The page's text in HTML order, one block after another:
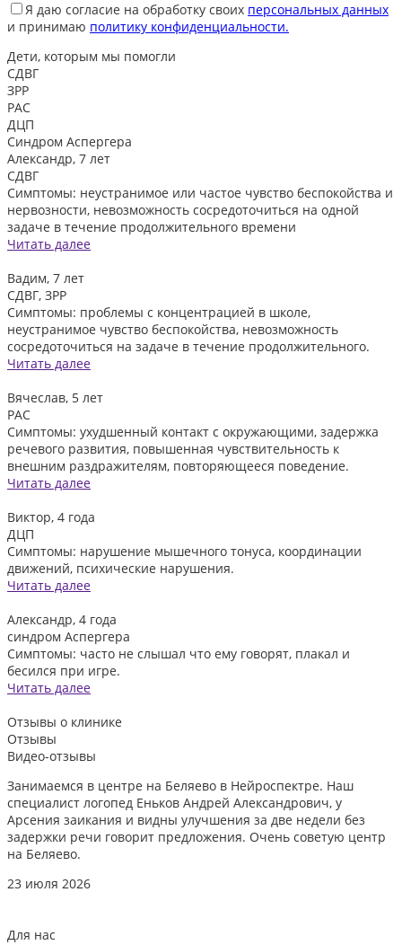
Я даю согласие на обработку своих персональных данных
и принимаю политику конфиденциальности.
Дети, которым мы помогли
СДВГ
ЗРР
РАС
ДЦП
Синдром Аспергера
Александр, 7 лет
СДВГ
Симптомы: неустранимое или частое чувство беспокойства и
нервозности, невозможность сосредоточиться на одной
задаче в течение продолжительного времени
Читать далее
Вадим, 7 лет
СДВГ, ЗРР
Симптомы: проблемы с концентрацией в школе,
неустранимое чувство беспокойства, невозможность
сосредоточиться на задаче в течение продолжительного.
Читать далее
Вячеслав, 5 лет
РАС
Симптомы: ухудшенный контакт с окружающими, задержка
речевого развития, повышенная чувствительность к
внешним раздражителям, повторяющееся поведение.
Читать далее
Виктор, 4 года
ДЦП
Симптомы: нарушение мышечного тонуса, координации
движений, психические нарушения.
Читать далее
Александр, 4 года
синдром Аспергера
Симптомы: часто не слышал что ему говорят, плакал и
бесился при игре.
Читать далее
Отзывы о клинике
Отзывы
Видео-отзывы
Занимаемся в центре на Беляево в Нейроспектре. Наш
специалист логопед Еньков Андрей Александрович, у
Арсения заикания и видны улучшения за две недели без
задержки речи говорит предложения. Очень советую центр
на Беляево.
23 июля 2026
Для нас